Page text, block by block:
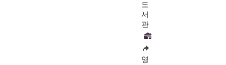
도
서
관
영